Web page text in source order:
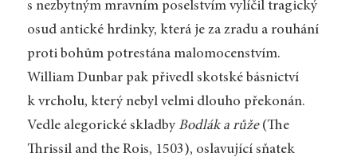
s nezbytným mravním poselstvím vylíčil tragický
osud antické hrdinky, která je za zradu a rouhání
proti bohům potrestána malomocenstvím.
William Dunbar pak přivedl skotské básnictví
k vrcholu, který nebyl velmi dlouho překonán.
Vedle alegorické skladbyBodlák a růže(The
Thrissil and the Rois, 1503), oslavující sňatek